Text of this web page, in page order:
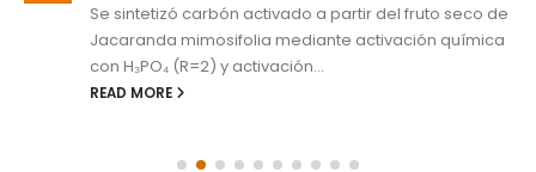
Se sintetizó carbón activado a partir del fruto seco de
Jacaranda mimosifolia mediante activación química
con H₃PO₄ (R=2) y activación...
READ MORE